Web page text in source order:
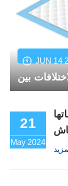
JUN 14
21
May 2024